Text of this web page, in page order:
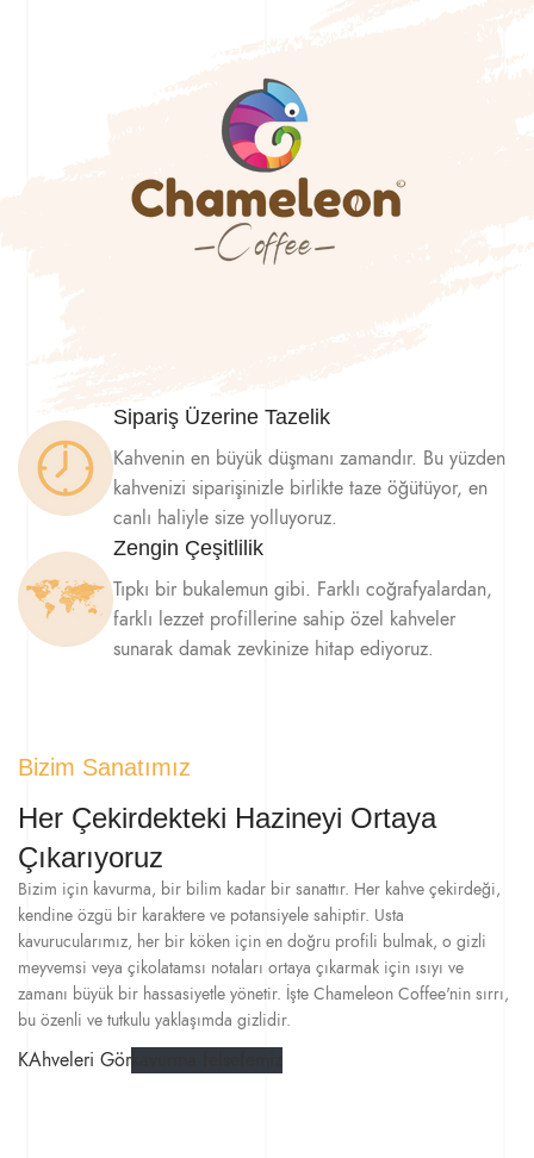
Sipariş Üzerine Tazelik
Kahvenin en büyük düşmanı zamandır. Bu yüzden
kahvenizi siparişinizle birlikte taze öğütüyor, en
canlı haliyle size yolluyoruz.
Zengin Çeşitlilik
Tıpkı bir bukalemun gibi. Farklı coğrafyalardan,
farklı lezzet profillerine sahip özel kahveler
sunarak damak zevkinize hitap ediyoruz.
Bizim Sanatımız
Her Çekirdekteki Hazineyi Ortaya
Çıkarıyoruz
Bizim için kavurma, bir bilim kadar bir sanattır. Her kahve çekirdeği,
kendine özgü bir karaktere ve potansiyele sahiptir. Usta
kavurucularımız, her bir köken için en doğru profili bulmak, o gizli
meyvemsi veya çikolatamsı notaları ortaya çıkarmak için ısıyı ve
zamanı büyük bir hassasiyetle yönetir. İşte Chameleon Coffee'nin sırrı,
bu özenli ve tutkulu yaklaşımda gizlidir.
KAhveleri Gör